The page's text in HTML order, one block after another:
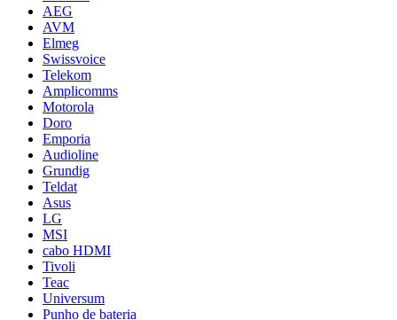
AEG
AVM
Elmeg
Swissvoice
Telekom
Amplicomms
Motorola
Doro
Emporia
Audioline
Grundig
Teldat
Asus
LG
MSI
cabo HDMI
Tivoli
Teac
Universum
Punho de bateria